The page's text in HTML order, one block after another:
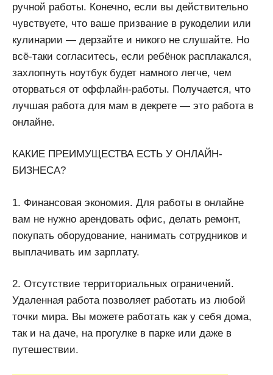
ручной работы. Конечно, если вы действительно
чувствуете, что ваше призвание в рукоделии или
кулинарии — дерзайте и никого не слушайте. Но
всё-таки согласитесь, если ребёнок расплакался,
захлопнуть ноутбук будет намного легче, чем
оторваться от оффлайн-работы. Получается, что
лучшая работа для мам в декрете — это работа в
онлайне.
КАКИЕ ПРЕИМУЩЕСТВА ЕСТЬ У ОНЛАЙН-
БИЗНЕСА?
1. Финансовая экономия. Для работы в онлайне
вам не нужно арендовать офис, делать ремонт,
покупать оборудование, нанимать сотрудников и
выплачивать им зарплату.
2. Отсутствие территориальных ограничений.
Удаленная работа позволяет работать из любой
точки мира. Вы можете работать как у себя дома,
так и на даче, на прогулке в парке или даже в
путешествии.